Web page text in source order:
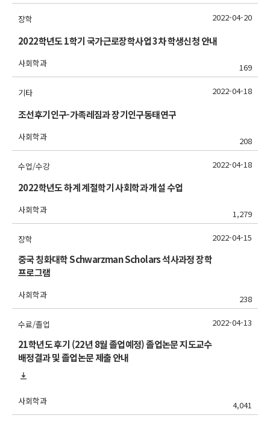
장학
2022학년도 1학기 국가근로장학사업 3차 학생신청 안내
사회학과 169
2022-04-20
기타
조선후기인구-가족레짐과 장기인구동태연구
사회학과 208
2022-04-18
수업/수강
2022학년도 하계 계절학기 사회학과 개설 수업
사회학과 1,279
2022-04-18
장학
중국 칭화대학 Schwarzman Scholars 석사과정 장학
프로그램
사회학과 238
2022-04-15
수료/졸업
21학년도 후기 (22년 8월 졸업예정) 졸업논문 지도교수
배정결과 및 졸업논문 제출 안내
사회학과 4,041
2022-04-13